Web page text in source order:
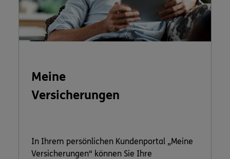
Meine
Versicherungen
In Ihrem persönlichen Kundenportal „Meine
Versicherungen“ können Sie Ihre